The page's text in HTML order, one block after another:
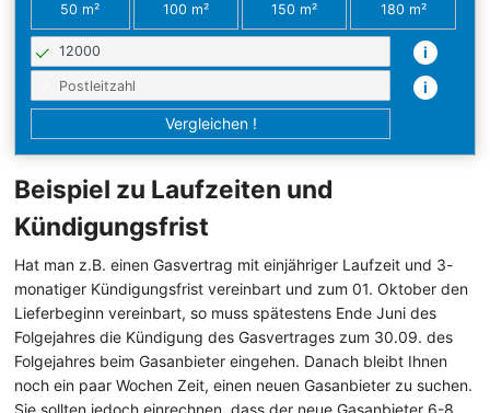
50 m² 100 m² 150 m² 180 m²
i
i
Beispiel zu Laufzeiten und
Kündigungsfrist
Hat man z.B. einen Gasvertrag mit einjähriger Laufzeit und 3-
monatiger Kündigungsfrist vereinbart und zum 01. Oktober den
Lieferbeginn vereinbart, so muss spätestens Ende Juni des
Folgejahres die Kündigung des Gasvertrages zum 30.09. des
Folgejahres beim Gasanbieter eingehen. Danach bleibt Ihnen
noch ein paar Wochen Zeit, einen neuen Gasanbieter zu suchen.
Sie sollten jedoch einrechnen, dass der neue Gasanbieter 6-8